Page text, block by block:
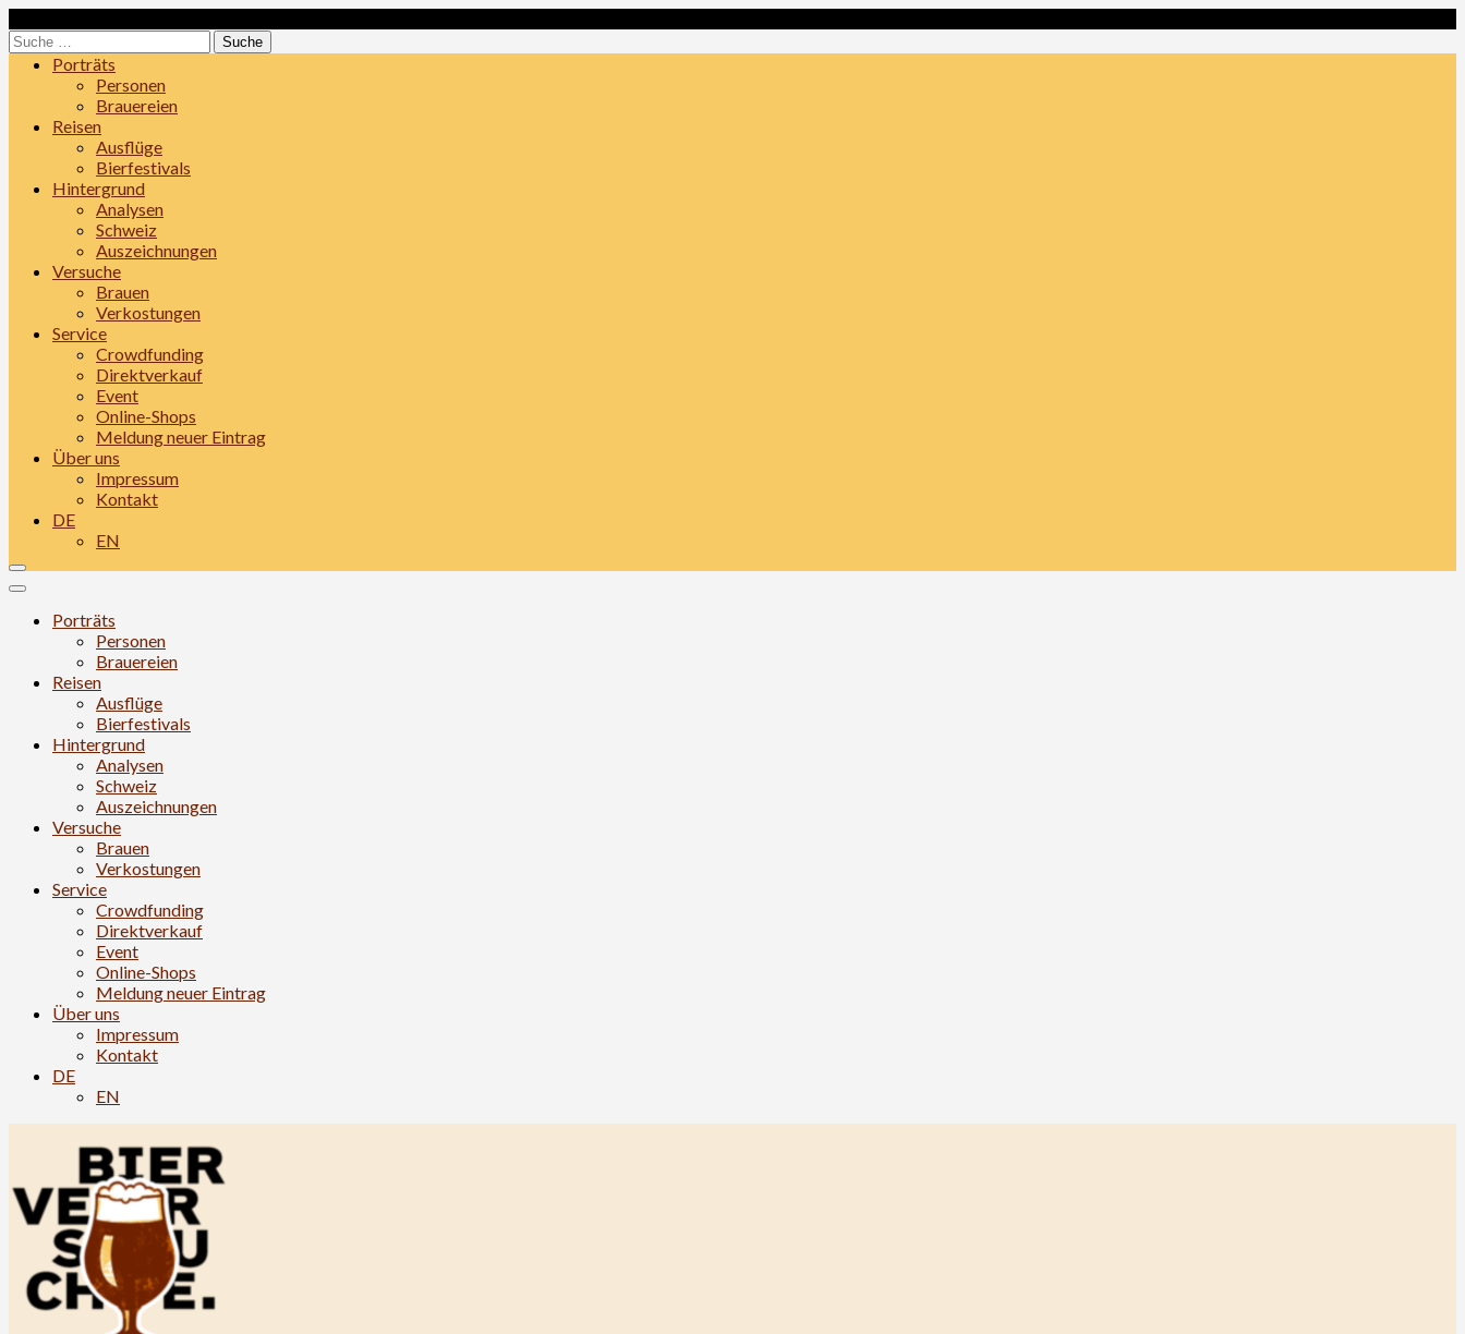
to
content
Suche
nach: Porträts
Personen
Brauereien
Reisen
Ausflüge
Bierfestivals
Hintergrund
Analysen
Schweiz
Auszeichnungen
Versuche
Brauen
Verkostungen
Service
Crowdfunding
Direktverkauf
Event
Online-Shops
Meldung neuer Eintrag
Über uns
Impressum
Kontakt
DE
EN
Porträts
Personen
Brauereien
Reisen
Ausflüge
Bierfestivals
Hintergrund
Analysen
Schweiz
Auszeichnungen
Versuche
Brauen
Verkostungen
Service
Crowdfunding
Direktverkauf
Event
Online-Shops
Meldung neuer Eintrag
Über uns
Impressum
Kontakt
DE
EN